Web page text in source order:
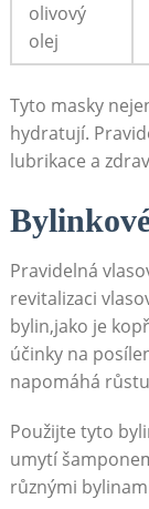
olivový
olej
Tyto masky‍
hydratují.
lubrikace ‌a
Pravidelná
revitalizaci
bylin,jako je
účinky ⁣na
napomáhá
Použijte tyto
umytí
různými